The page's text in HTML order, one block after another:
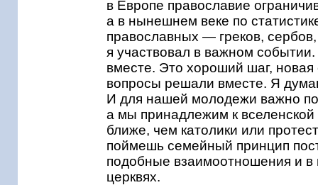
в Европе православие
а в нынешнем веке по
православных — греков,
я участвовал в важном
вместе. Это хороший шаг,
вопросы решали вместе. Я
И для нашей молодежи важно
а мы принадлежим к
ближе, чем католики или
поймешь семейный принцип
подобные взаимоотношения и в
церквях.